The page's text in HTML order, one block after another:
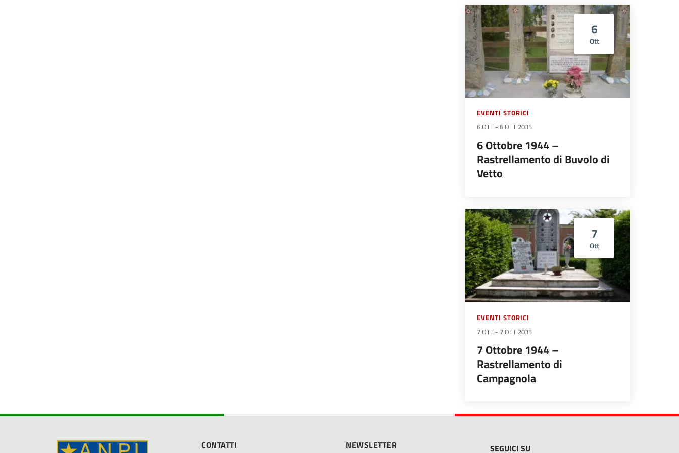
6
Ott
EVENTI STORICI
6 OTT - 6 OTT 2035
6 Ottobre 1944 –
Rastrellamento di Buvolo di
Vetto
7
Ott
EVENTI STORICI
7 OTT - 7 OTT 2035
7 Ottobre 1944 –
Rastrellamento di
Campagnola
CONTATTI NEWSLETTER SEGUICI SU